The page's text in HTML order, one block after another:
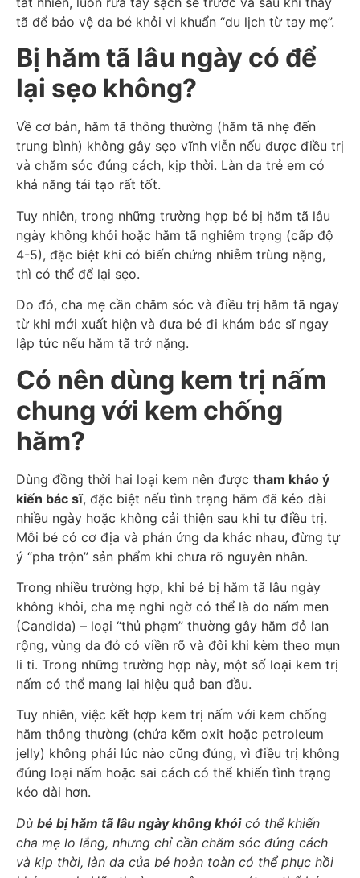
tã để bảo vệ da bé khỏi vi khuẩn “du lịch từ tay mẹ”.
Bị hăm tã lâu ngày có để
lại sẹo không?
Về cơ bản, hăm tã thông thường (hăm tã nhẹ đến
trung bình) không gây sẹo vĩnh viễn nếu được điều trị
và chăm sóc đúng cách, kịp thời. Làn da trẻ em có
khả năng tái tạo rất tốt.
Tuy nhiên, trong những trường hợp bé bị hăm tã lâu
ngày không khỏi hoặc hăm tã nghiêm trọng (cấp độ
4-5), đặc biệt khi có biến chứng nhiễm trùng nặng,
thì có thể để lại sẹo.
Do đó, cha mẹ cần chăm sóc và điều trị hăm tã ngay
từ khi mới xuất hiện và đưa bé đi khám bác sĩ ngay
lập tức nếu hăm tã trở nặng.
Có nên dùng kem trị nấm
chung với kem chống
hăm?
Dùng đồng thời hai loại kem nên được tham khảo ý
kiến bác sĩ, đặc biệt nếu tình trạng hăm đã kéo dài
nhiều ngày hoặc không cải thiện sau khi tự điều trị.
Mỗi bé có cơ địa và phản ứng da khác nhau, đừng tự
ý “pha trộn” sản phẩm khi chưa rõ nguyên nhân.
Trong nhiều trường hợp, khi bé bị hăm tã lâu ngày
không khỏi, cha mẹ nghi ngờ có thể là do nấm men
(Candida) – loại “thủ phạm” thường gây hăm đỏ lan
rộng, vùng da đỏ có viền rõ và đôi khi kèm theo mụn
li ti. Trong những trường hợp này, một số loại kem trị
nấm có thể mang lại hiệu quả ban đầu.
Tuy nhiên, việc kết hợp kem trị nấm với kem chống
hăm thông thường (chứa kẽm oxit hoặc petroleum
jelly) không phải lúc nào cũng đúng, vì điều trị không
đúng loại nấm hoặc sai cách có thể khiến tình trạng
kéo dài hơn.
Dù bé bị hăm tã lâu ngày không khỏicó thể khiến
cha mẹ lo lắng, nhưng chỉ cần chăm sóc đúng cách
và kịp thời, làn da của bé hoàn toàn có thể phục hồi